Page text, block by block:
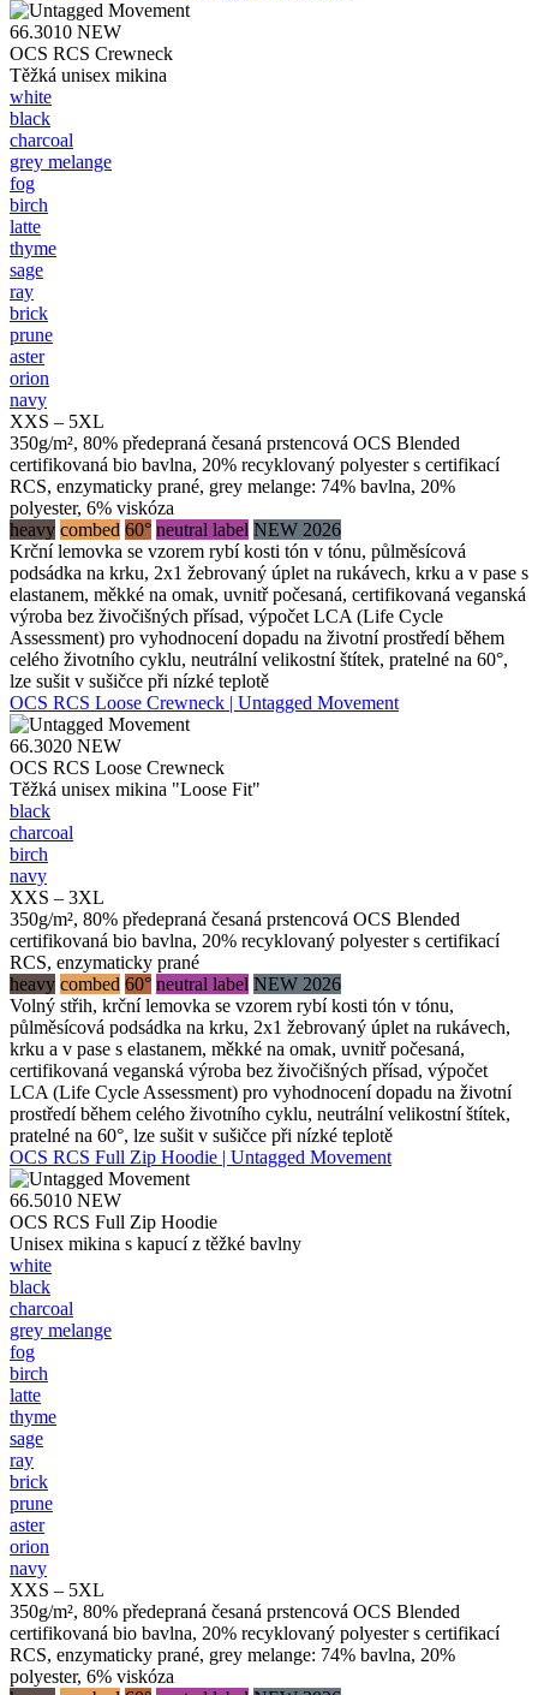
66.3010 NEW
OCS RCS Crewneck
Těžká unisex mikina
white
black
charcoal
grey melange
fog
birch
latte
thyme
sage
ray
brick
prune
aster
orion
navy
XXS – 5XL
350g/m², 80% předepraná česaná prstencová OCS Blended
certifikovaná bio bavlna, 20% recyklovaný polyester s certifikací
RCS, enzymaticky prané, grey melange: 74% bavlna, 20%
polyester, 6% viskóza
heavy combed 60° neutral label NEW 2026
Krční lemovka se vzorem rybí kosti tón v tónu, půlměsícová
podsádka na krku, 2x1 žebrovaný úplet na rukávech, krku a v pase s
elastanem, měkké na omak, uvnitř počesaná, certifikovaná veganská
výroba bez živočišných přísad, výpočet LCA (Life Cycle
Assessment) pro vyhodnocení dopadu na životní prostředí během
celého životního cyklu, neutrální velikostní štítek, pratelné na 60°,
lze sušit v sušičce při nízké teplotě
OCS RCS Loose Crewneck | Untagged Movement
66.3020 NEW
OCS RCS Loose Crewneck
Těžká unisex mikina "Loose Fit"
black
charcoal
birch
navy
XXS – 3XL
350g/m², 80% předepraná česaná prstencová OCS Blended
certifikovaná bio bavlna, 20% recyklovaný polyester s certifikací
RCS, enzymaticky prané
heavy combed 60° neutral label NEW 2026
Volný střih, krční lemovka se vzorem rybí kosti tón v tónu,
půlměsícová podsádka na krku, 2x1 žebrovaný úplet na rukávech,
krku a v pase s elastanem, měkké na omak, uvnitř počesaná,
certifikovaná veganská výroba bez živočišných přísad, výpočet
LCA (Life Cycle Assessment) pro vyhodnocení dopadu na životní
prostředí během celého životního cyklu, neutrální velikostní štítek,
pratelné na 60°, lze sušit v sušičce při nízké teplotě
OCS RCS Full Zip Hoodie | Untagged Movement
66.5010 NEW
OCS RCS Full Zip Hoodie
Unisex mikina s kapucí z těžké bavlny
white
black
charcoal
grey melange
fog
birch
latte
thyme
sage
ray
brick
prune
aster
orion
navy
XXS – 5XL
350g/m², 80% předepraná česaná prstencová OCS Blended
certifikovaná bio bavlna, 20% recyklovaný polyester s certifikací
RCS, enzymaticky prané, grey melange: 74% bavlna, 20%
polyester, 6% viskóza